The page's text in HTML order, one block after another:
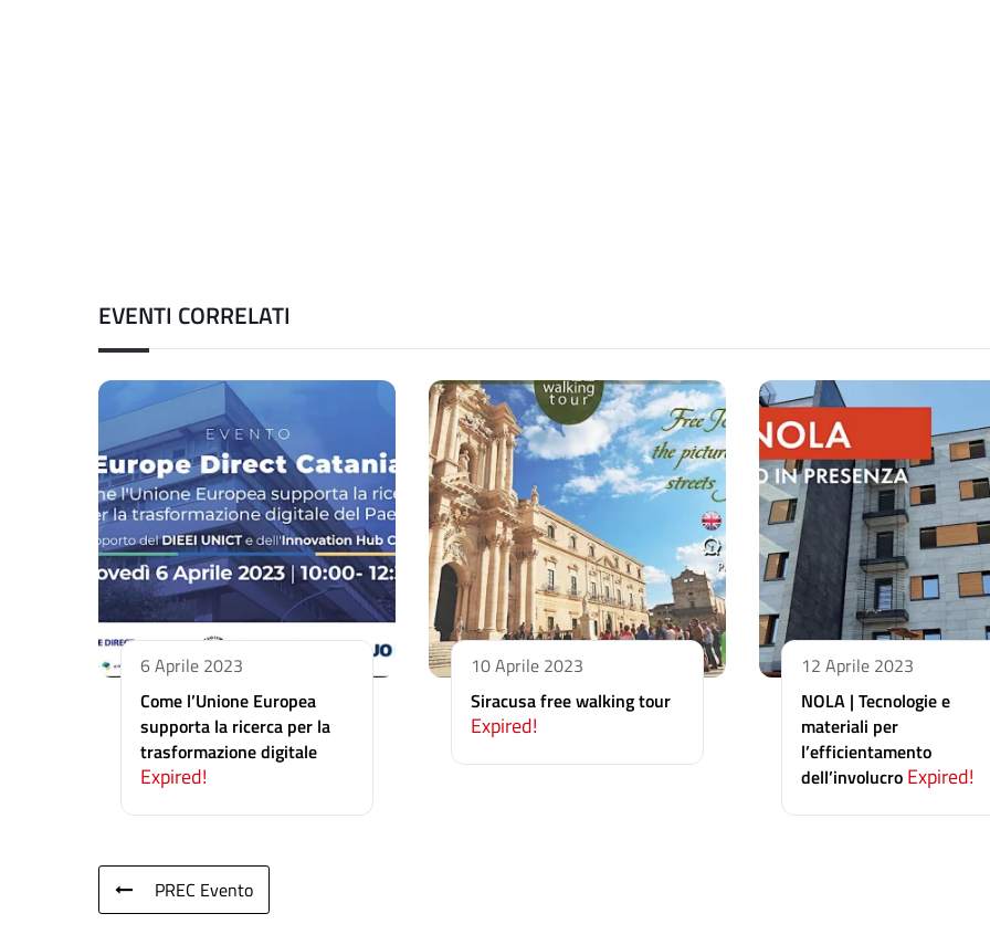
EVENTI CORRELATI
6 Aprile 2023
Come l’Unione Europea
supporta la ricerca per la
trasformazione digitale
Expired!
10 Aprile 2023
Siracusa free walking tour
Expired!
12 Aprile 2023
NOLA | Tecnologie e
materiali per
l’efficientamento
dell’involucro Expired!
PREC Evento